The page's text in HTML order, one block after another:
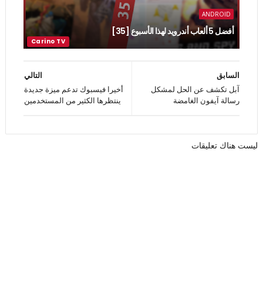
ANDROID
أفضل 5 ألعاب أندرويد لهذا الأسبوع [35]
التالي
أخيرا فيسبوك تدعم ميزة جديدة
ينتظرها الكثير من المستخدمين
السابق
آبل تكشف عن الحل لمشكل
رسالة آيفون الغامضة
ليست هناك تعليقات